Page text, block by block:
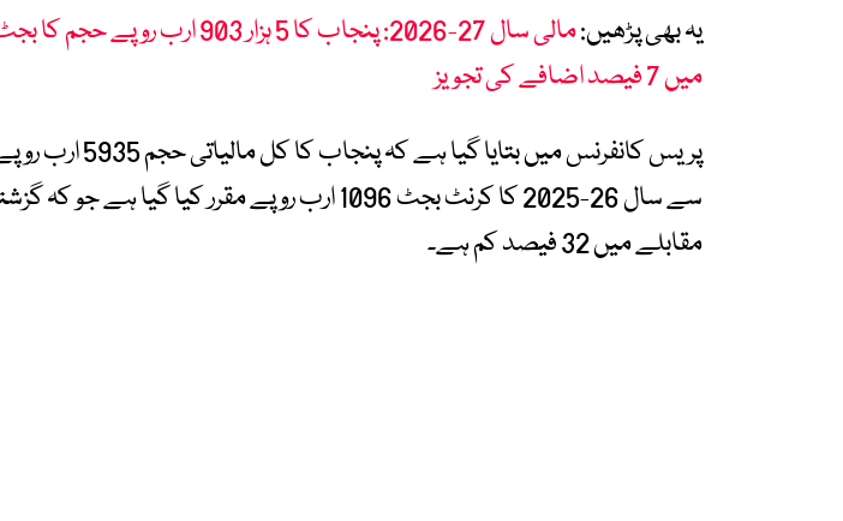
یہ بھی پڑھیں:
مالی سال 27-2026: پنجاب کا 5 ہزار 903
میں 7 فیصد اضافے کی تجویز
پریس کانفرنس میں بتایا
سے سال 26-2025 کا کرنٹ بجٹ 1096 ارب روپے مقرر کیا گیا ہے
مقابلے میں 32 فیصد کم ہے۔